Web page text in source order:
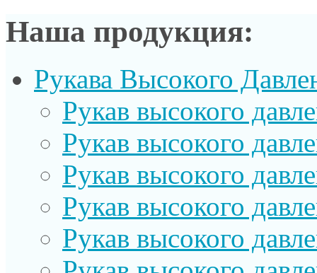
Наша продукция:
Рукава Высокого
Рукав выcокого
Рукав высокого
Рукав высокого
Рукав высокого
Рукав высокого